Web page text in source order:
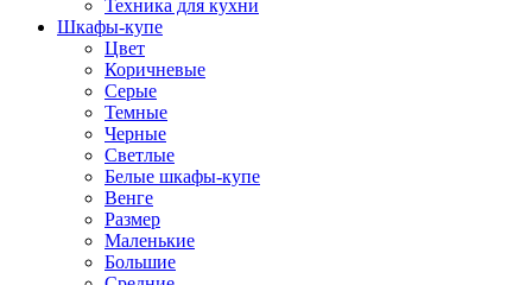
Техника для кухни
Шкафы-купе
Цвет
Коричневые
Серые
Темные
Черные
Светлые
Белые шкафы-купе
Венге
Размер
Маленькие
Большие